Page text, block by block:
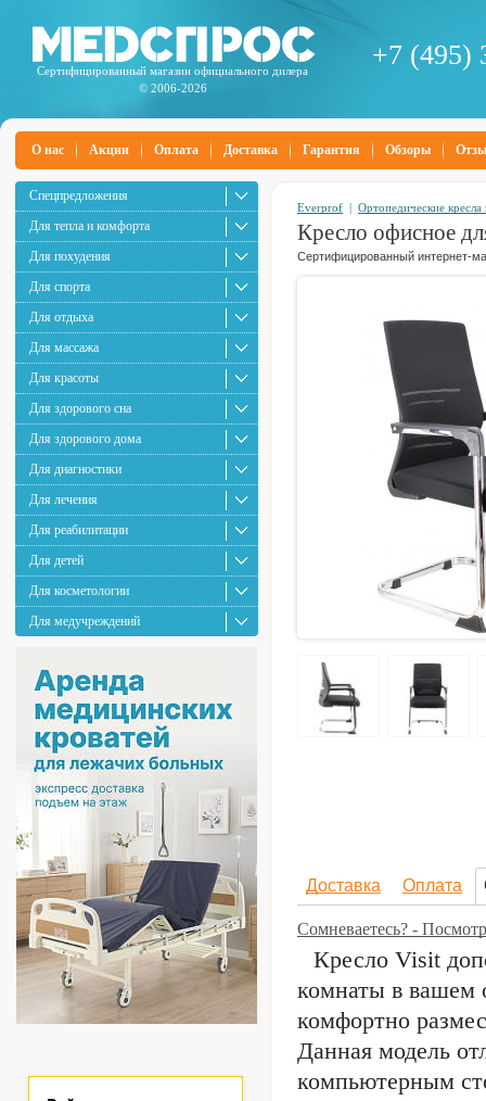
Сертифицированный магазин официального дилера
© 2006-2026
+7 (495)
О нас Акции Оплата Доставка Гарантия Обзоры
Спецпредложения
Для тепла и комфорта
Для похудения
Для спорта
Для отдыха
Для массажа
Для красоты
Для здорового сна
Для здорового дома
Для диагностики
Для лечения
Для реабилитации
Для детей
Для косметологии
Для медучреждений
Everprof | Ортопедические кресла
Кресло офисное
Сертифицированный интернет-
Доставка Оплата
Сомневаетесь? -
Кресло Visit
комнаты в вашем
комфортно
Данная модель
компьютерным